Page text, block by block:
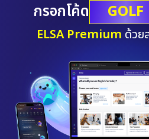
กรอกโค้ด GOLF
ELSA Premium ด้วย